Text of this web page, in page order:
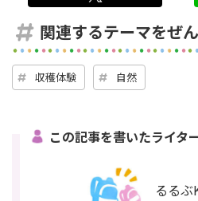
関連するテーマをぜ
収穫体験 自然
この記事を書いたライタ
るるぶ